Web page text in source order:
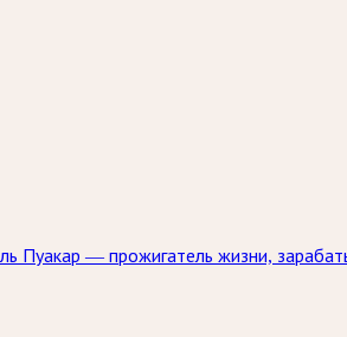
Пуакар — прожигатель жизни,